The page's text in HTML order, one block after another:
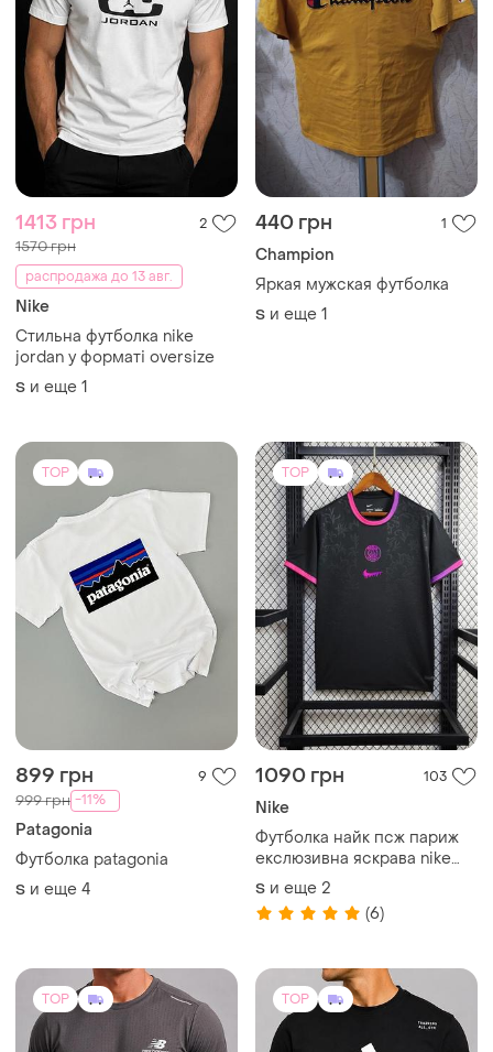
1413 грн 2
1570 грн
распродажа до 13 авг.
Nike
Стильна футболка nike
jordan у форматі oversize
S и еще 1
440 грн 1
Champion
Яркая мужская футболка
S и еще 1
TOP
899 грн 9
999 грн -11%
Patagonia
Футболка patagonia
S и еще 4
TOP
1090 грн 103
Nike
Футболка найк псж париж
екслюзивна яскрава nike
psg paris спортивна
футбольна форма унісекс
чоловіча жіноча
S и еще 2
(6)
TOP TOP